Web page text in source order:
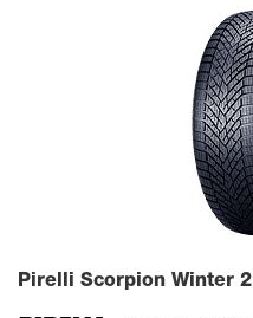
Pirelli Scorpion Winter 2